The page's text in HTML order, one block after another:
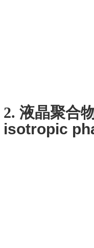
2. 液晶聚合
isotropic